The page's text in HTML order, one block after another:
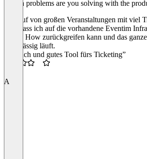
Which problems are you solving with the
Verkauf von großen Veranstaltungen mit viel
klar, dass ich auf die vorhandene Eventim
Know How zurückgreifen kann und das
zuverlässig läuft.
“Einfach und gutes Tool fürs Ticketing”
A